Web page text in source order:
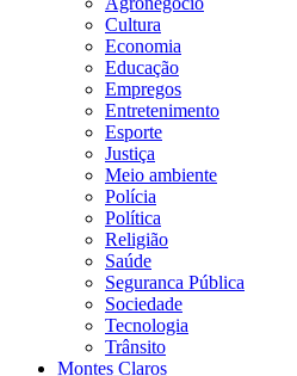
Cultura
Economia
Educação
Empregos
Entretenimento
Esporte
Justiça
Meio ambiente
Polícia
Política
Religião
Saúde
Seguranca Pública
Sociedade
Tecnologia
Trânsito
Montes Claros